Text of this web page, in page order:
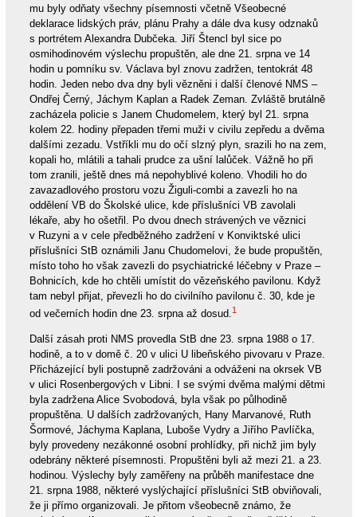
mu byly odňaty všechny písemnosti včetně Všeobecné
deklarace lidských práv, plánu Prahy a dále dva kusy odznaků
s portrétem Alexandra Dubčeka. Jiří Štencl byl sice po
osmihodinovém výslechu propuštěn, ale dne 21. srpna ve 14
hodin u pomníku sv. Václava byl znovu zadržen, tentokrát 48
hodin. Jeden nebo dva dny byli vězněni i další členové NMS –
Ondřej Černý, Jáchym Kaplan a Radek Zeman. Zvláště brutálně
zacházela policie s Janem Chudomelem, který byl 21. srpna
kolem 22. hodiny přepaden třemi muži v civilu zepředu a dvěma
dalšími zezadu. Vstříkli mu do očí slzný plyn, srazili ho na zem,
kopali ho, mlátili a tahali prudce za ušní lalůček. Vážně ho při
tom zranili, ještě dnes má nepohyblivé koleno. Vhodili ho do
zavazadlového prostoru vozu Žiguli-combi a zavezli ho na
oddělení VB do Školské ulice, kde příslušníci VB zavolali
lékaře, aby ho ošetřil. Po dvou dnech strávených ve věznici
v Ruzyni a v cele předběžného zadržení v Konviktské ulici
příslušníci StB oznámili Janu Chudomelovi, že bude propuštěn,
místo toho ho však zavezli do psychiatrické léčebny v Praze –
Bohnicích, kde ho chtěli umístit do vězeňského pavilonu. Když
tam nebyl přijat, převezli ho do civilního pavilonu č. 30, kde je
od večerních hodin dne 23. srpna až dosud.1
Další zásah proti NMS provedla StB dne 23. srpna 1988 o 17.
hodině, a to v domě č. 20 v ulici U libeňského pivovaru v Praze.
Přicházející byli postupně zadržováni a odváženi na okrsek VB
v ulici Rosenbergových v Libni. I se svými dvěma malými dětmi
byla zadržena Alice Svobodová, byla však po půlhodině
propuštěna. U dalších zadržovaných, Hany Marvanové, Ruth
Šormové, Jáchyma Kaplana, Luboše Vydry a Jiřího Pavlíčka,
byly provedeny nezákonné osobní prohlídky, při nichž jim byly
odebrány některé písemnosti. Propuštěni byli až mezi 21. a 23.
hodinou. Výslechy byly zaměřeny na průběh manifestace dne
21. srpna 1988, některé vyslýchající příslušníci StB obviňovali,
že ji přímo organizovali. Je přitom všeobecně známo, že